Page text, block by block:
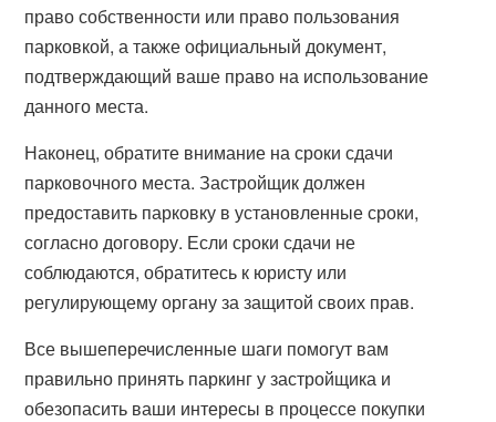
право собственности или право пользования
парковкой, а также официальный документ,
подтверждающий ваше право на использование
данного места.
Наконец, обратите внимание на сроки сдачи
парковочного места. Застройщик должен
предоставить парковку в установленные сроки,
согласно договору. Если сроки сдачи не
соблюдаются, обратитесь к юристу или
регулирующему органу за защитой своих прав.
Все вышеперечисленные шаги помогут вам
правильно принять паркинг у застройщика и
обезопасить ваши интересы в процессе покупки